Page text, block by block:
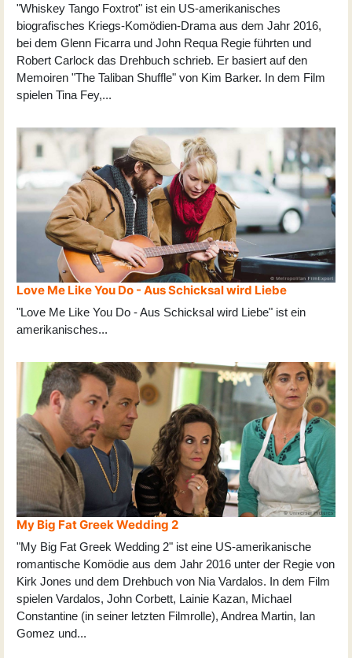
"Whiskey Tango Foxtrot" ist ein US-amerikanisches
biografisches Kriegs-Komödien-Drama aus dem Jahr 2016,
bei dem Glenn Ficarra und John Requa Regie führten und
Robert Carlock das Drehbuch schrieb. Er basiert auf den
Memoiren "The Taliban Shuffle" von Kim Barker. In dem Film
spielen Tina Fey,...
Love Me Like You Do - Aus Schicksal wird Liebe
"Love Me Like You Do - Aus Schicksal wird Liebe" ist ein
amerikanisches...
My Big Fat Greek Wedding 2
"My Big Fat Greek Wedding 2" ist eine US-amerikanische
romantische Komödie aus dem Jahr 2016 unter der Regie von
Kirk Jones und dem Drehbuch von Nia Vardalos. In dem Film
spielen Vardalos, John Corbett, Lainie Kazan, Michael
Constantine (in seiner letzten Filmrolle), Andrea Martin, Ian
Gomez und...